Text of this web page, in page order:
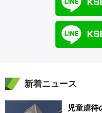
新着ニュース
児童虐